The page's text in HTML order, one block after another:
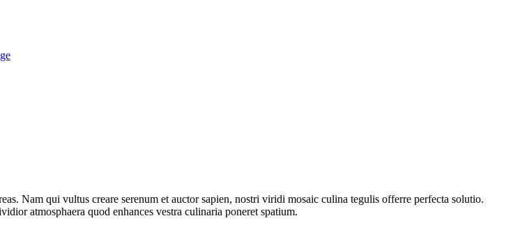
Nam qui vultus creare serenum et auctor sapien, nostri viridi mosaic culina tegulis offerre perfecta solutio.
atmosphaera quod enhances vestra culinaria poneret spatium.